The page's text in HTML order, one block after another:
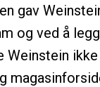
gav
og ved å
Weinstein